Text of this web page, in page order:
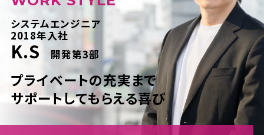
システムエンジニア
2018年入社
K.S 開発第3部
プライベートの充実まで
サポートしてもらえる喜び